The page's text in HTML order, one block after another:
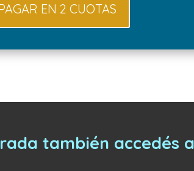
EN 2 CUOTAS
también accedés